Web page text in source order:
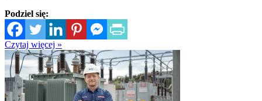
Podziel się:
Czytaj więcej »